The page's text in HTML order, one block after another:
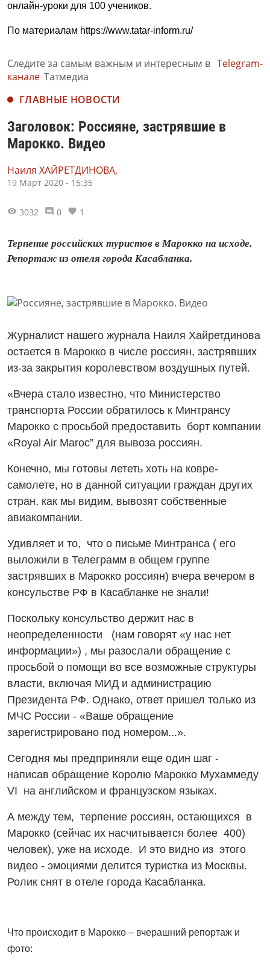
онлайн-уроки для 100 учеников.
По материалам https://www.tatar-inform.ru/
Следите за самым важным и интересным в Telegram-
канале Татмедиа
ГЛАВНЫЕ НОВОСТИ
Заголовок: Россияне, застрявшие в
Марокко. Видео
Наиля ХАЙРЕТДИНОВА,
19 Март 2020 - 15:35
3032 0 1
Терпение российских туристов в Марокко на исходе.
Репортаж из отеля города Касабланка.
Журналист нашего журнала Наиля Хайретдинова
остается в Марокко в числе россиян, застрявших
из-за закрытия королевством воздушных путей.
«Вчера стало известно, что Министерство
транспорта России обратилось к Минтрансу
Марокко с просьбой предоставить борт компании
«Royal Air Maroc” для вывоза россиян.
Конечно, мы готовы лететь хоть на ковре-
самолете, но в данной ситуации граждан других
стран, как мы видим, вывозят собственные
авиакомпании.
Удивляет и то, что о письме Минтранса ( его
выложили в Телеграмм в общем группе
застрявших в Марокко россиян) вчера вечером в
консульстве РФ в Касабланке не знали!
Поскольку консульство держит нас в
неопределенности (нам говорят «у нас нет
информации») , мы разослали обращение с
просьбой о помощи во все возможные структуры
власти, включая МИД и администрацию
Президента РФ. Однако, ответ пришел только из
МЧС России - «Ваше обращение
зарегистрировано под номером...».
Сегодня мы предприняли еще один шаг -
написав обращение Королю Марокко Мухаммеду
VI на английском и французском языках.
А между тем, терпение россиян, остающихся в
Марокко (сейчас их насчитывается более 400)
человек), уже на исходе. И это видно из этого
видео - эмоциями делится туристка из Москвы.
Ролик снят в отеле города Касабланка.
Что происходит в Марокко – вчерашний репортаж и
фото: